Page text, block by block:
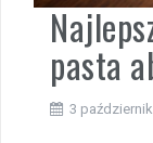
pasta
3